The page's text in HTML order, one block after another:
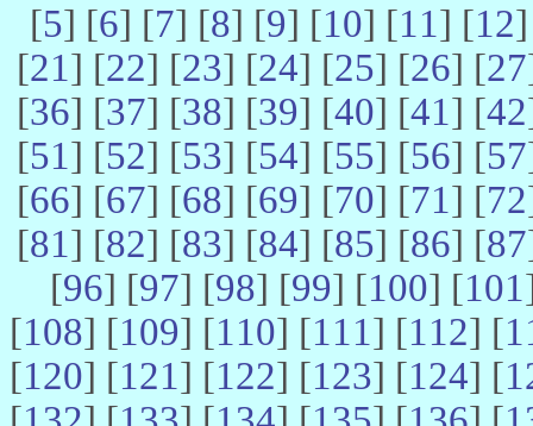
[5] [6] [7] [8] [9] [10] [11] [12
[21] [22] [23] [24] [25] [26] [27
[36] [37] [38] [39] [40] [41] [42
[51] [52] [53] [54] [55] [56] [57
[66] [67] [68] [69] [70] [71] [72
[81] [82] [83] [84] [85] [86] [87
[96] [97] [98] [99] [100] [101
[108] [109] [110] [111] [112] [
[120] [121] [122] [123] [124] [